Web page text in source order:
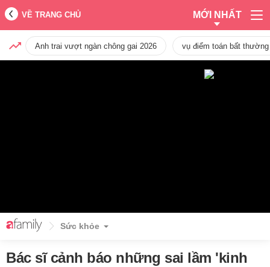
VỀ TRANG CHỦ MỚI NHẤT
Anh trai vượt ngàn chông gai 2026 vụ điểm toán bất
Sức khỏe
Bác sĩ cảnh báo những sai lầm 'kinh